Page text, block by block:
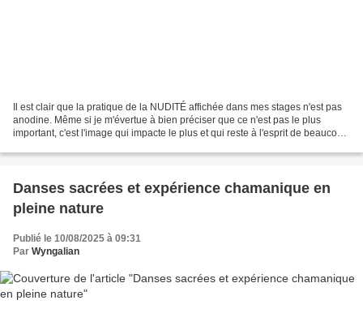
Il est clair que la pratique de la NUDITÉ affichée dans mes stages n'est pas
anodine. Même si je m'évertue à bien préciser que ce n'est pas le plus
important, c'est l'image qui impacte le plus et qui reste à l'esprit de beaucoup
Danses sacrées et expérience chamanique en
pleine nature
Publié le 10/08/2025 à 09:31
Par Wyngalian